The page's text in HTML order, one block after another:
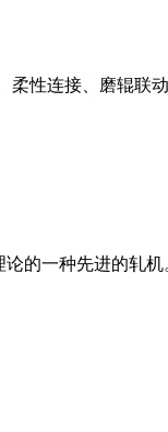
性连接、磨辊联
的一种先进的轧